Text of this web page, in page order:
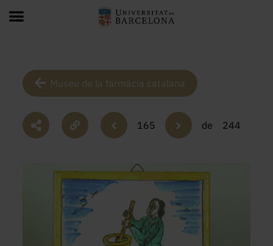
Museu de la farmàcia catalana
165 de 244